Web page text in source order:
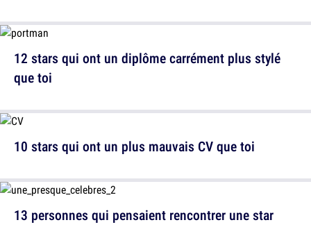
12 stars qui ont un diplôme carrément plus stylé
que toi
13 personnes qui pensaient rencontrer une star
10 stars qui ont un plus mauvais CV que toi